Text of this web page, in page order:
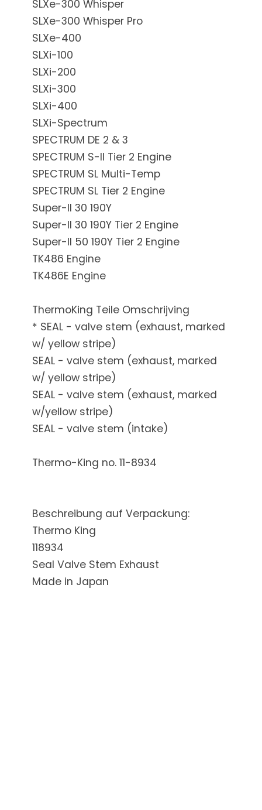
SLXe-300 Whisper
SLXe-300 Whisper Pro
SLXe-400
SLXi-100
SLXi-200
SLXi-300
SLXi-400
SLXi-Spectrum
SPECTRUM DE 2 & 3
SPECTRUM S-II Tier 2 Engine
SPECTRUM SL Multi-Temp
SPECTRUM SL Tier 2 Engine
Super-II 30 190Y
Super-II 30 190Y Tier 2 Engine
Super-II 50 190Y Tier 2 Engine
TK486 Engine
TK486E Engine
ThermoKing Teile Omschrijving
* SEAL - valve stem (exhaust, marked
w/ yellow stripe)
SEAL - valve stem (exhaust, marked
w/ yellow stripe)
SEAL - valve stem (exhaust, marked
w/yellow stripe)
SEAL - valve stem (intake)
Thermo-King no. 11-8934
Beschreibung auf Verpackung:
Thermo King
118934
Seal Valve Stem Exhaust
Made in Japan